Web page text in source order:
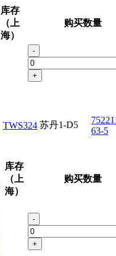
库存
（上
海）
购买数量
-
+
TWS324 苏丹1-D5
63-5
库存
（上
海）
购买数量
-
+